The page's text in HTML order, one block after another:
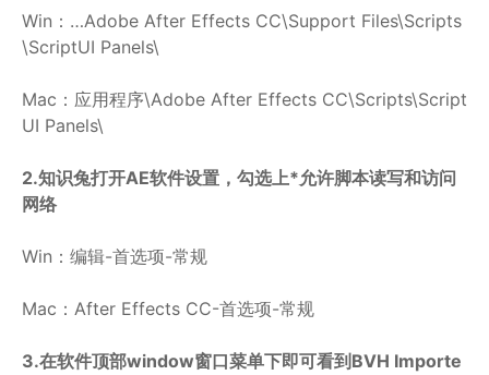
Win：…Adobe After Effects CC\Support Files\Scripts
\ScriptUI Panels\
Mac：应用程序\Adobe After Effects CC\Scripts\Script
UI Panels\
2.知识兔打开AE软件设置，勾选上*允许脚本读写和访问
网络
Win：编辑-首选项-常规
Mac：After Effects CC-首选项-常规
3.在软件顶部window窗口菜单下即可看到BVH Importe